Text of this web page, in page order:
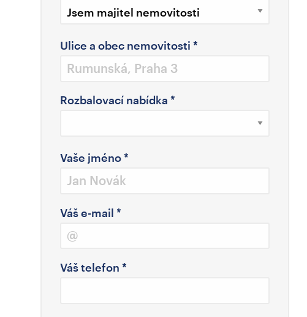
Ulice a obec nemovitosti *
Rozbalovací nabídka *
Vaše jméno*
Váš e-mail *
Váš telefon *